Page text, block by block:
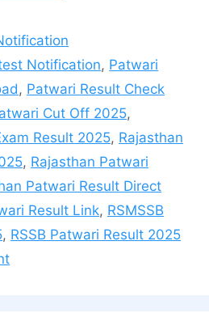
Notification, Patwari
, Patwari Result Check
Cut Off 2025,
Result 2025, Rajasthan
, Rajasthan Patwari
Patwari Result Direct
Result Link, RSMSSB
, RSSB Patwari Result 2025